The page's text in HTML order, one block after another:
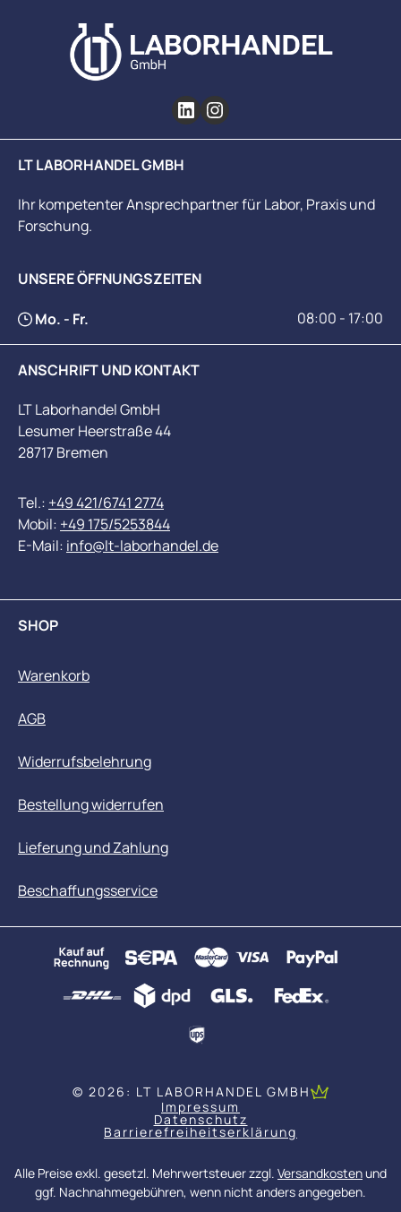
LT LABORHANDEL GMBH
Ihr kompetenter Ansprechpartner für Labor, Praxis und
Forschung.
UNSERE ÖFFNUNGSZEITEN
Mo. - Fr. 08:00 - 17:00
ANSCHRIFT UND KONTAKT
LT Laborhandel GmbH
Lesumer Heerstraße 44
28717 Bremen
Tel.: +49 421/6741 2774
Mobil: +49 175/5253844
E-Mail: info@lt-laborhandel.de
SHOP
Warenkorb
AGB
Widerrufsbelehrung
Bestellung widerrufen
Lieferung und Zahlung
Beschaffungsservice
© 2026: LT LABORHANDEL GMBH
Impressum
Datenschutz
Barrierefreiheitserklärung
Alle Preise exkl. gesetzl. Mehrwertsteuer zzgl. Versandkostenund
ggf. Nachnahmegebühren, wenn nicht anders angegeben.